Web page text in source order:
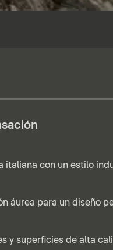
italiana con un estilo
áurea para un diseño
y superficies de alta